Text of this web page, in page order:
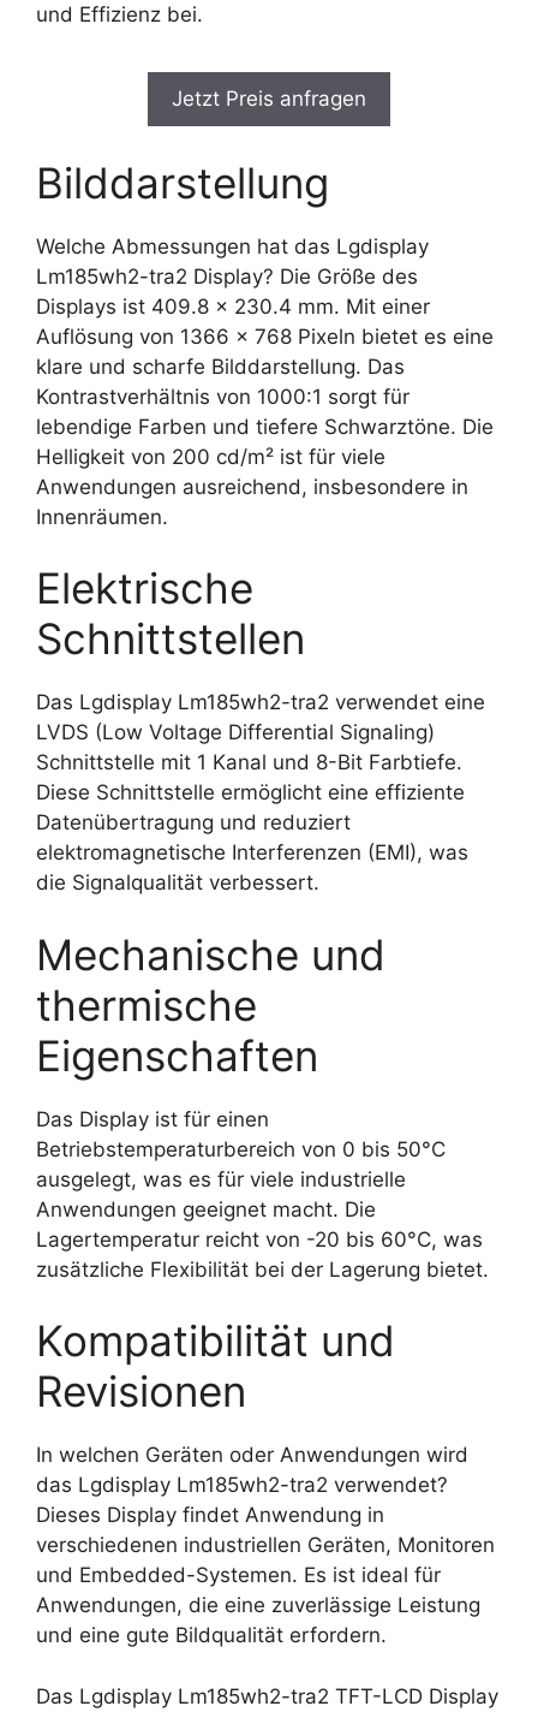
und Effizienz bei.
Jetzt Preis anfragen
Bilddarstellung
Welche Abmessungen hat das Lgdisplay
Lm185wh2-tra2 Display? Die Größe des
Displays ist 409.8 x 230.4 mm. Mit einer
Auflösung von 1366 x 768 Pixeln bietet es eine
klare und scharfe Bilddarstellung. Das
Kontrastverhältnis von 1000:1 sorgt für
lebendige Farben und tiefere Schwarztöne. Die
Helligkeit von 200 cd/m² ist für viele
Anwendungen ausreichend, insbesondere in
Innenräumen.
Elektrische
Schnittstellen
Das Lgdisplay Lm185wh2-tra2 verwendet eine
LVDS (Low Voltage Differential Signaling)
Schnittstelle mit 1 Kanal und 8-Bit Farbtiefe.
Diese Schnittstelle ermöglicht eine effiziente
Datenübertragung und reduziert
elektromagnetische Interferenzen (EMI), was
die Signalqualität verbessert.
Mechanische und
thermische
Eigenschaften
Das Display ist für einen
Betriebstemperaturbereich von 0 bis 50°C
ausgelegt, was es für viele industrielle
Anwendungen geeignet macht. Die
Lagertemperatur reicht von -20 bis 60°C, was
zusätzliche Flexibilität bei der Lagerung bietet.
Kompatibilität und
Revisionen
In welchen Geräten oder Anwendungen wird
das Lgdisplay Lm185wh2-tra2 verwendet?
Dieses Display findet Anwendung in
verschiedenen industriellen Geräten, Monitoren
und Embedded-Systemen. Es ist ideal für
Anwendungen, die eine zuverlässige Leistung
und eine gute Bildqualität erfordern.
Das Lgdisplay Lm185wh2-tra2 TFT-LCD Display